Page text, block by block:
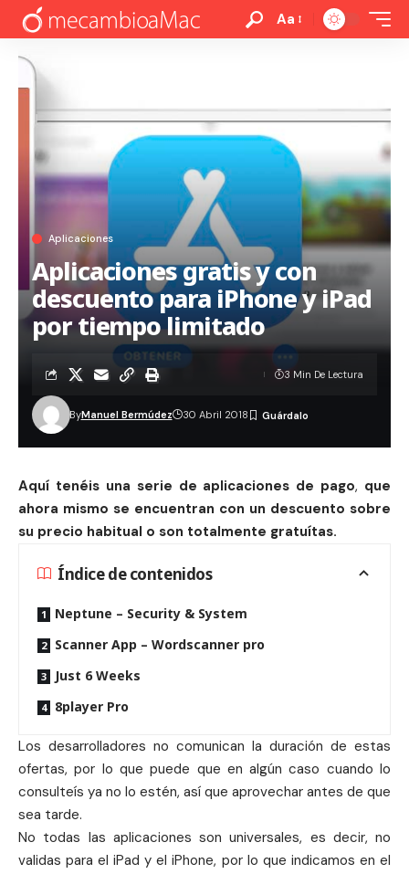
Aa
Aplicaciones
Aplicaciones gratis y con
descuento para iPhone y iPad
por tiempo limitado
ByManuel Bermúdez 30 Abril 2018
3 Min De Lectura
Aquí tenéis una serie de aplicaciones de pago, que
ahora mismo se encuentran con un descuento sobre
su precio habitual o son totalmente gratuítas.
Índice de contenidos
Neptune – Security & System
Scanner App – Wordscanner pro
Just 6 Weeks
8player Pro
Los desarrolladores no comunican la duración de estas
ofertas, por lo que puede que en algún caso cuando lo
consulteís ya no lo estén, así que aprovechar antes de que
sea tarde.
No todas las aplicaciones son universales, es decir, no
validas para el iPad y el iPhone, por lo que indicamos en el